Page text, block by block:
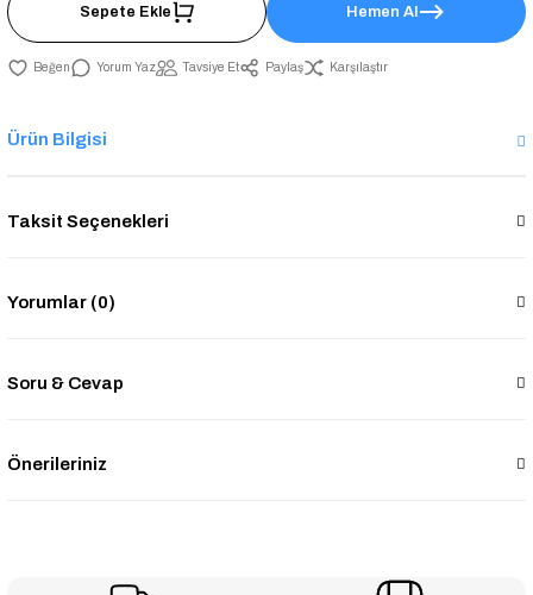
Sepete Ekle Hemen Al
Yorum Yaz Tavsiye Et Paylaş Karşılaştır
Ürün Bilgisi
Taksit Seçenekleri
Yorumlar (0)
Soru & Cevap
Önerileriniz